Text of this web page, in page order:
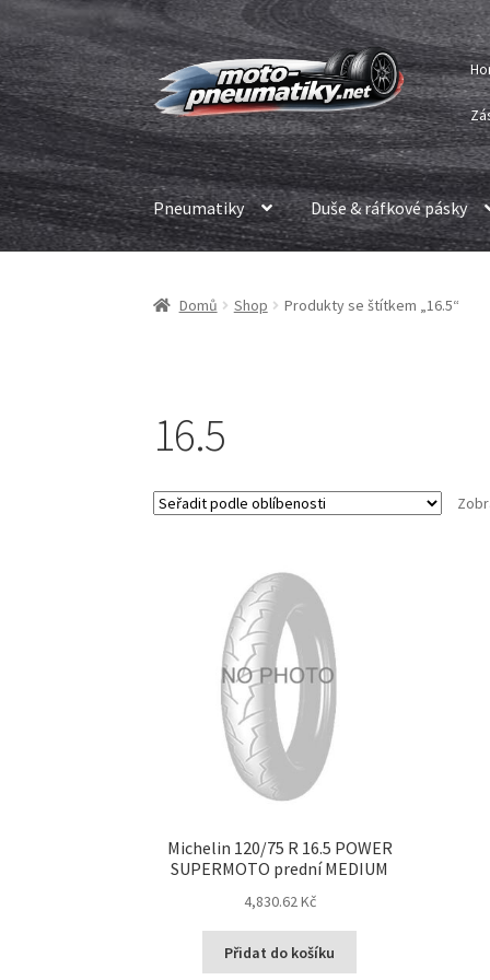
Přeskočit
na
navigaci
Přejít
k
obsahu
webu
Pneumatiky Duše & ráfkové pásky
Domů Shop Produkty se štítkem „16.5“
16.5
Michelin 120/75 R 16.5 POWER
SUPERMOTO prední MEDIUM
4,830.62 Kč
Přidat do košíku